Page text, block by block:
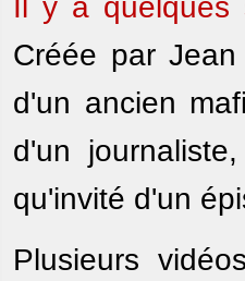
Créée par
d'un ancien
d'un
qu'invité d'un
Plusieurs